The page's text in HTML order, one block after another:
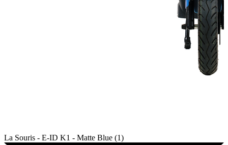
La Souris - E-ID K1 - Matte Blue (1)